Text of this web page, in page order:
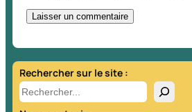
t
e
r
Rechercher sur le site :
R
e